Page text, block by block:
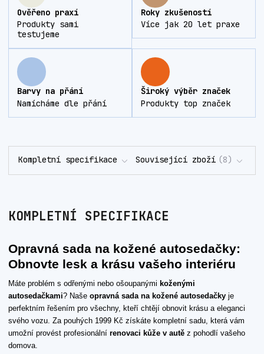
Ověřeno praxí
Produkty sami
testujeme
Roky zkušeností
Více jak 20 let praxe
Barvy na přání
Namícháme dle přání
Široký výběr značek
Produkty top značek
Kompletní specifikace Související zboží 8
KOMPLETNÍ SPECIFIKACE
Opravná sada na kožené autosedačky:
Obnovte lesk a krásu vašeho interiéru
Máte problém s odřenými nebo ošoupanými koženými
autosedačkami? Naše opravná sada na kožené autosedačky je
perfektním řešením pro všechny, kteří chtějí obnovit krásu a eleganci
svého vozu. Za pouhých 1999 Kč získáte kompletní sadu, která vám
umožní provést profesionální renovaci kůže v autě z pohodlí vašeho
domova.